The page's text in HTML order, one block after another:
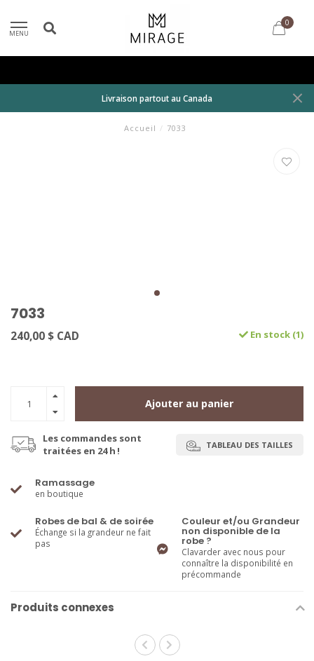
MENU
0
Livraison partout au Canada
Accueil / 7033
7033
240,00 $ CAD En stock (1)
Ajouter au panier
Les commandes sont
traitées en 24 h !
TABLEAU DES TAILLES
Ramassage
en boutique
Robes de bal & de soirée
Échange si la grandeur ne fait
pas
Couleur et/ou Grandeur
non disponible de la
robe ?
Clavarder avec nous pour
connaître la disponibilité en
précommande
Produits connexes